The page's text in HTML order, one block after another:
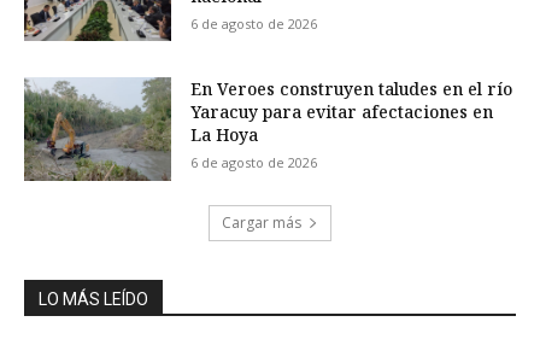
6 de agosto de 2026
En Veroes construyen taludes en el río
Yaracuy para evitar afectaciones en
La Hoya
6 de agosto de 2026
Cargar más
LO MÁS LEÍDO